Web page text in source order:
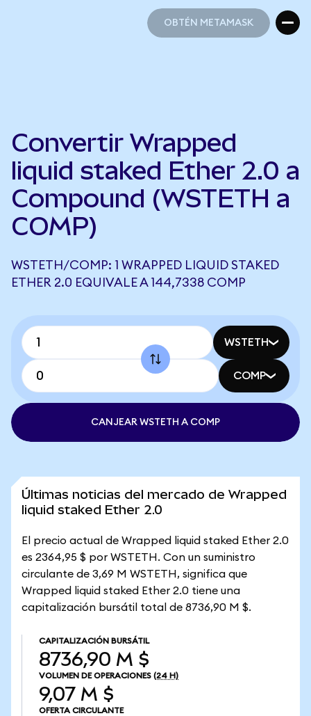
OBTÉN METAMASK
Convertir Wrapped
liquid staked Ether 2.0 a
Compound (WSTETH a
COMP)
WSTETH/COMP: 1 WRAPPED LIQUID STAKED
ETHER 2.0 EQUIVALE A 144,7338 COMP
WSTETH
COMP
CANJEAR WSTETH A COMP
Últimas noticias del mercado de Wrapped
liquid staked Ether 2.0
El precio actual de Wrapped liquid staked Ether 2.0
es 2364,95 $ por WSTETH. Con un suministro
circulante de 3,69 M WSTETH, significa que
Wrapped liquid staked Ether 2.0 tiene una
capitalización bursátil total de 8736,90 M $.
CAPITALIZACIÓN BURSÁTIL
8736,90 M $
VOLUMEN DE OPERACIONES (24 H)
9,07 M $
OFERTA CIRCULANTE